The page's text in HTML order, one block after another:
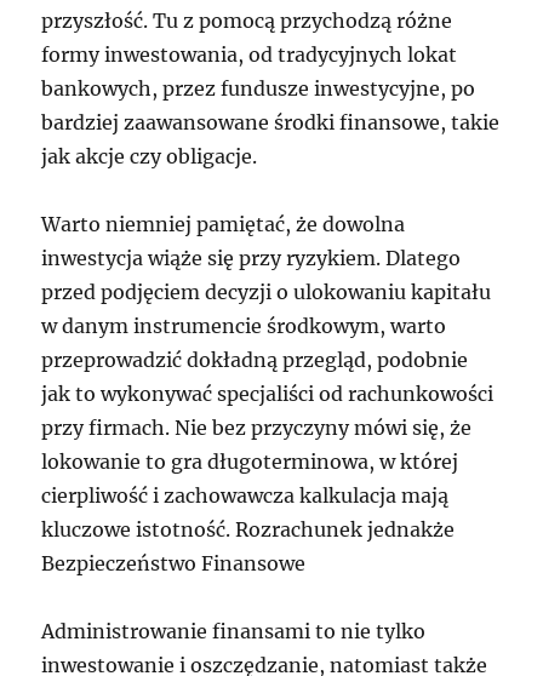
przyszłość. Tu z pomocą przychodzą różne
formy inwestowania, od tradycyjnych lokat
bankowych, przez fundusze inwestycyjne, po
bardziej zaawansowane środki finansowe, takie
jak akcje czy obligacje.
Warto niemniej pamiętać, że dowolna
inwestycja wiąże się przy ryzykiem. Dlatego
przed podjęciem decyzji o ulokowaniu kapitału
w danym instrumencie środkowym, warto
przeprowadzić dokładną przegląd, podobnie
jak to wykonywać specjaliści od rachunkowości
przy firmach. Nie bez przyczyny mówi się, że
lokowanie to gra długoterminowa, w której
cierpliwość i zachowawcza kalkulacja mają
kluczowe istotność. Rozrachunek jednakże
Bezpieczeństwo Finansowe
Administrowanie finansami to nie tylko
inwestowanie i oszczędzanie, natomiast także